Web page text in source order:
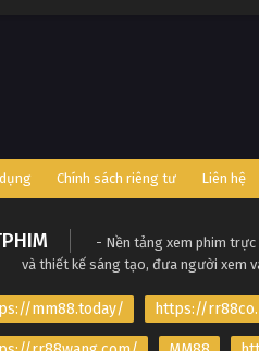
Chính sách riêng tư Liên hệ
- Nền tảng xem phim
và thiết kế sáng tạo, đưa người xem
mm88.today/ https://